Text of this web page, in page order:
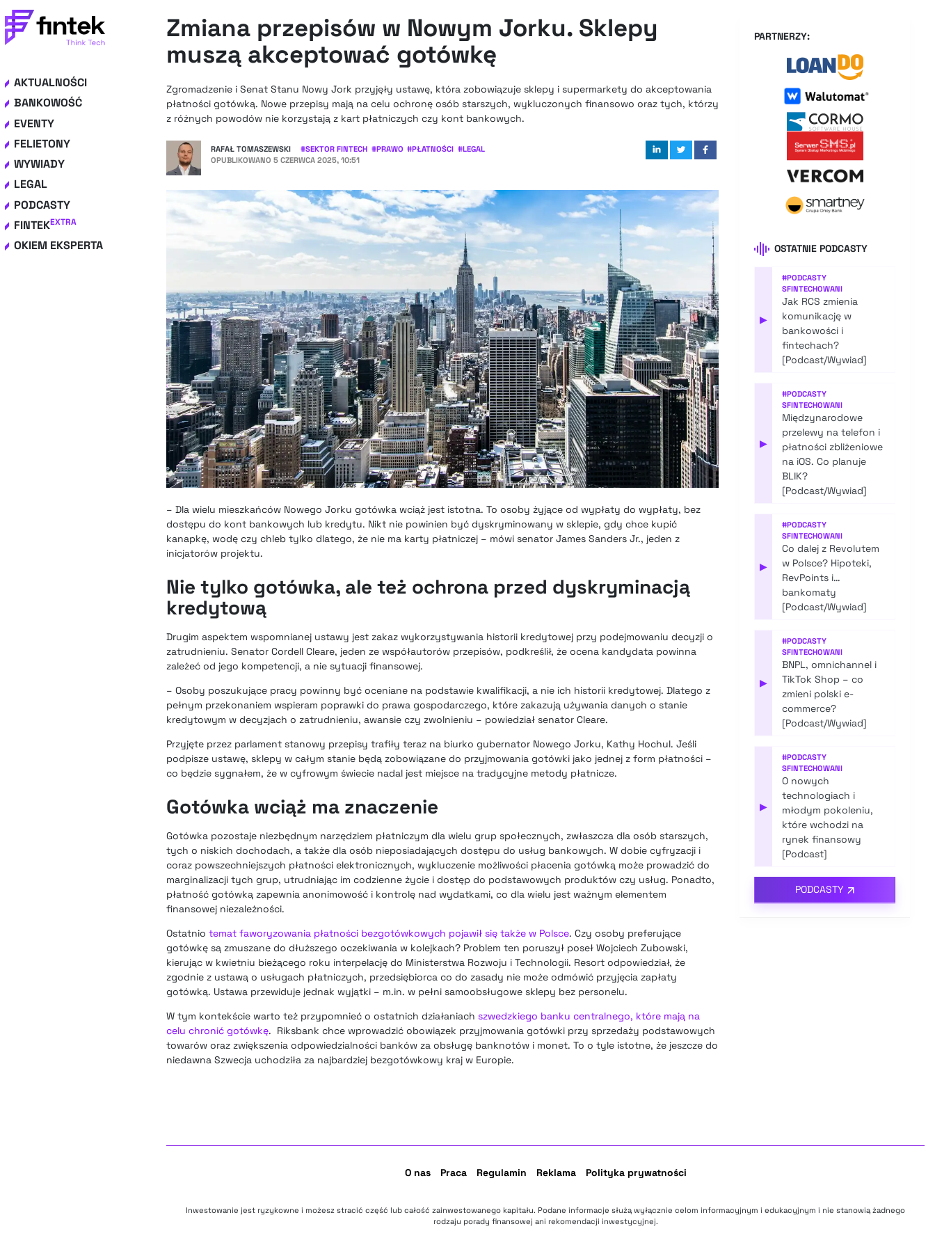
AKTUALNOŚCI
BANKOWOŚĆ
EVENTY
FELIETONY
WYWIADY
LEGAL
PODCASTY
FINTEKEXTRA
OKIEM EKSPERTA
Zmiana przepisów w Nowym Jorku. Sklepy
muszą akceptować gotówkę
Zgromadzenie i Senat Stanu Nowy Jork przyjęły ustawę, która zobowiązuje sklepy i supermarkety do akceptowania
płatności gotówką. Nowe przepisy mają na celu ochronę osób starszych, wykluczonych finansowo oraz tych, którzy
z różnych powodów nie korzystają z kart płatniczych czy kont bankowych.
RAFAŁ TOMASZEWSKI #SEKTOR FINTECH #PRAWO #PŁATNOŚCI #LEGAL
OPUBLIKOWANO 5 CZERWCA 2025, 10:51
– Dla wielu mieszkańców Nowego Jorku gotówka wciąż jest istotna. To osoby żyjące od wypłaty do wypłaty, bez
dostępu do kont bankowych lub kredytu. Nikt nie powinien być dyskryminowany w sklepie, gdy chce kupić
kanapkę, wodę czy chleb tylko dlatego, że nie ma karty płatniczej – mówi senator James Sanders Jr., jeden z
inicjatorów projektu.
Nie tylko gotówka, ale też ochrona przed dyskryminacją
kredytową
Drugim aspektem wspomnianej ustawy jest zakaz wykorzystywania historii kredytowej przy podejmowaniu decyzji o
zatrudnieniu. Senator Cordell Cleare, jeden ze współautorów przepisów, podkreślił, że ocena kandydata powinna
zależeć od jego kompetencji, a nie sytuacji finansowej.
– Osoby poszukujące pracy powinny być oceniane na podstawie kwalifikacji, a nie ich historii kredytowej. Dlatego z
pełnym przekonaniem wspieram poprawki do prawa gospodarczego, które zakazują używania danych o stanie
kredytowym w decyzjach o zatrudnieniu, awansie czy zwolnieniu – powiedział senator Cleare.
Przyjęte przez parlament stanowy przepisy trafiły teraz na biurko gubernator Nowego Jorku, Kathy Hochul. Jeśli
podpisze ustawę, sklepy w całym stanie będą zobowiązane do przyjmowania gotówki jako jednej z form płatności –
co będzie sygnałem, że w cyfrowym świecie nadal jest miejsce na tradycyjne metody płatnicze.
Gotówka wciąż ma znaczenie
Gotówka pozostaje niezbędnym narzędziem płatniczym dla wielu grup społecznych, zwłaszcza dla osób starszych,
tych o niskich dochodach, a także dla osób nieposiadających dostępu do usług bankowych. W dobie cyfryzacji i
coraz powszechniejszych płatności elektronicznych, wykluczenie możliwości płacenia gotówką może prowadzić do
marginalizacji tych grup, utrudniając im codzienne życie i dostęp do podstawowych produktów czy usług. Ponadto,
płatność gotówką zapewnia anonimowość i kontrolę nad wydatkami, co dla wielu jest ważnym elementem
finansowej niezależności.
Ostatnio temat faworyzowania płatności bezgotówkowych pojawił się także w Polsce. Czy osoby preferujące
gotówkę są zmuszane do dłuższego oczekiwania w kolejkach? Problem ten poruszył poseł Wojciech Zubowski,
kierując w kwietniu bieżącego roku interpelację do Ministerstwa Rozwoju i Technologii. Resort odpowiedział, że
zgodnie z ustawą o usługach płatniczych, przedsiębiorca co do zasady nie może odmówić przyjęcia zapłaty
gotówką. Ustawa przewiduje jednak wyjątki – m.in. w pełni samoobsługowe sklepy bez personelu.
W tym kontekście warto też przypomnieć o ostatnich działaniach szwedzkiego banku centralnego, które mają na
celu chronić gotówkę. Riksbank chce wprowadzić obowiązek przyjmowania gotówki przy sprzedaży podstawowych
towarów oraz zwiększenia odpowiedzialności banków za obsługę banknotów i monet. To o tyle istotne, że jeszcze do
niedawna Szwecja uchodziła za najbardziej bezgotówkowy kraj w Europie.
PARTNERZY:
OSTATNIE PODCASTY
▶
#PODCASTY
SFINTECHOWANI
Jak RCS zmienia
komunikację w
bankowości i
fintechach?
[Podcast/Wywiad]
▶
#PODCASTY
SFINTECHOWANI
Międzynarodowe
przelewy na telefon i
płatności zbliżeniowe
na iOS. Co planuje
BLIK?
[Podcast/Wywiad]
▶
#PODCASTY
SFINTECHOWANI
Co dalej z Revolutem
w Polsce? Hipoteki,
RevPoints i…
bankomaty
[Podcast/Wywiad]
▶
#PODCASTY
SFINTECHOWANI
BNPL, omnichannel i
TikTok Shop – co
zmieni polski e-
commerce?
[Podcast/Wywiad]
▶
#PODCASTY
SFINTECHOWANI
O nowych
technologiach i
młodym pokoleniu,
które wchodzi na
rynek finansowy
[Podcast]
PODCASTY
O nas Praca Regulamin Reklama Polityka prywatności
Inwestowanie jest ryzykowne i możesz stracić część lub całość zainwestowanego kapitału. Podane informacje służą wyłącznie celom informacyjnym i edukacyjnym i nie stanowią żadnego
rodzaju porady finansowej ani rekomendacji inwestycyjnej.